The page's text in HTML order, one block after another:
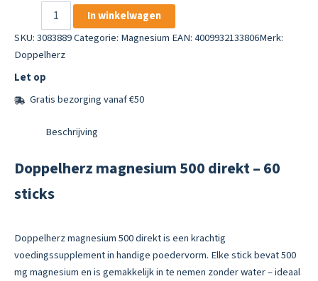
Doppelherz
Magnesium
500
Mg
Direkt
Sticks
Sinaasappel
60
In winkelwagen
SKU:3083889Categorie: Magnesium EAN: 4009932133806Merk:
Doppelherz
Let op
Gratis bezorging vanaf €50
Beschrijving
Doppelherz magnesium 500 direkt – 60
sticks
Doppelherz magnesium 500 direkt is een krachtig
voedingssupplement in handige poedervorm. Elke stick bevat 500
mg magnesium en is gemakkelijk in te nemen zonder water – ideaal